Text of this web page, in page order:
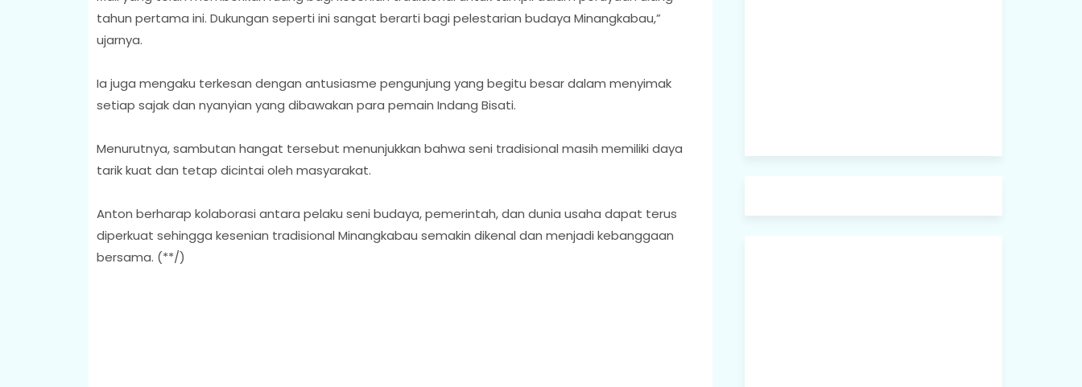
tahun pertama ini. Dukungan seperti ini sangat berarti bagi pelestarian budaya Minangkabau,”
ujarnya.
Ia juga mengaku terkesan dengan antusiasme pengunjung yang begitu besar dalam menyimak
setiap sajak dan nyanyian yang dibawakan para pemain Indang Bisati.
Menurutnya, sambutan hangat tersebut menunjukkan bahwa seni tradisional masih memiliki daya
tarik kuat dan tetap dicintai oleh masyarakat.
Anton berharap kolaborasi antara pelaku seni budaya, pemerintah, dan dunia usaha dapat terus
diperkuat sehingga kesenian tradisional Minangkabau semakin dikenal dan menjadi kebanggaan
bersama. (**/)